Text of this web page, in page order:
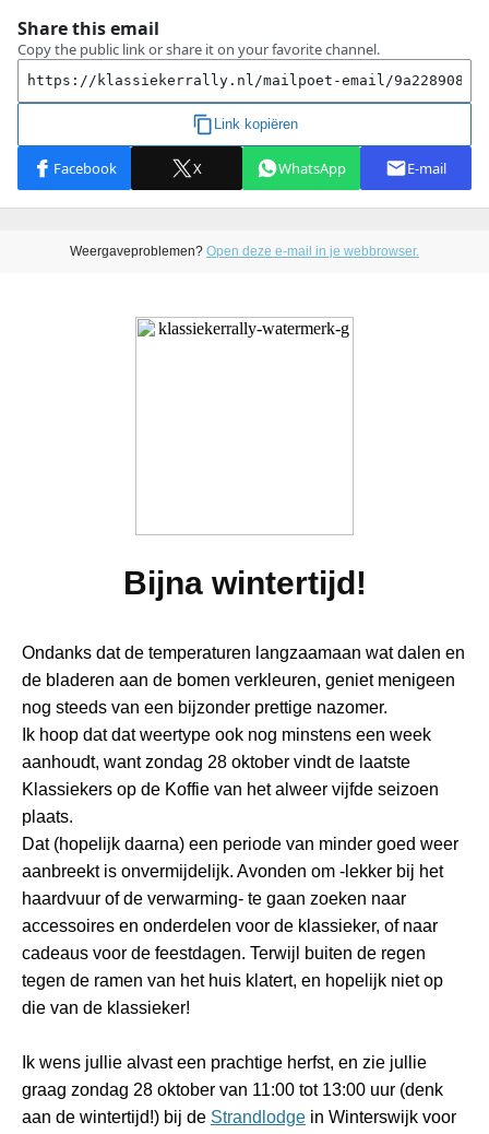
Weergaveproblemen? Open deze e-mail in je webbrowser.
Bijna wintertijd!
Ondanks dat de temperaturen langzaamaan wat dalen en
de bladeren aan de bomen verkleuren, geniet menigeen
nog steeds van een bijzonder prettige nazomer.
Ik hoop dat dat weertype ook nog minstens een week
aanhoudt, want zondag 28 oktober vindt de laatste
Klassiekers op de Koffie van het alweer vijfde seizoen
plaats.
Dat (hopelijk daarna) een periode van minder goed weer
aanbreekt is onvermijdelijk. Avonden om -lekker bij het
haardvuur of de verwarming- te gaan zoeken naar
accessoires en onderdelen voor de klassieker, of naar
cadeaus voor de feestdagen. Terwijl buiten de regen
tegen de ramen van het huis klatert, en hopelijk niet op
die van de klassieker!
Ik wens jullie alvast een prachtige herfst, en zie jullie
graag zondag 28 oktober van 11:00 tot 13:00 uur (denk
aan de wintertijd!) bij de Strandlodge in Winterswijk voor